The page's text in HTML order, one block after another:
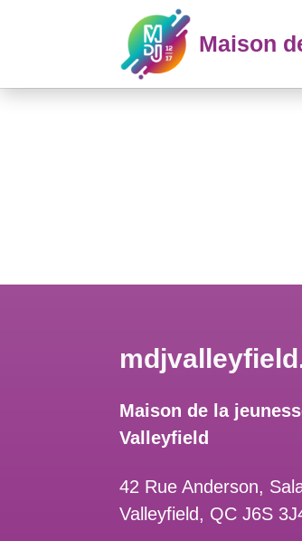
Maison
Maison de la
Valleyfield
42 Rue Anderson,
Valleyfield, QC J6S